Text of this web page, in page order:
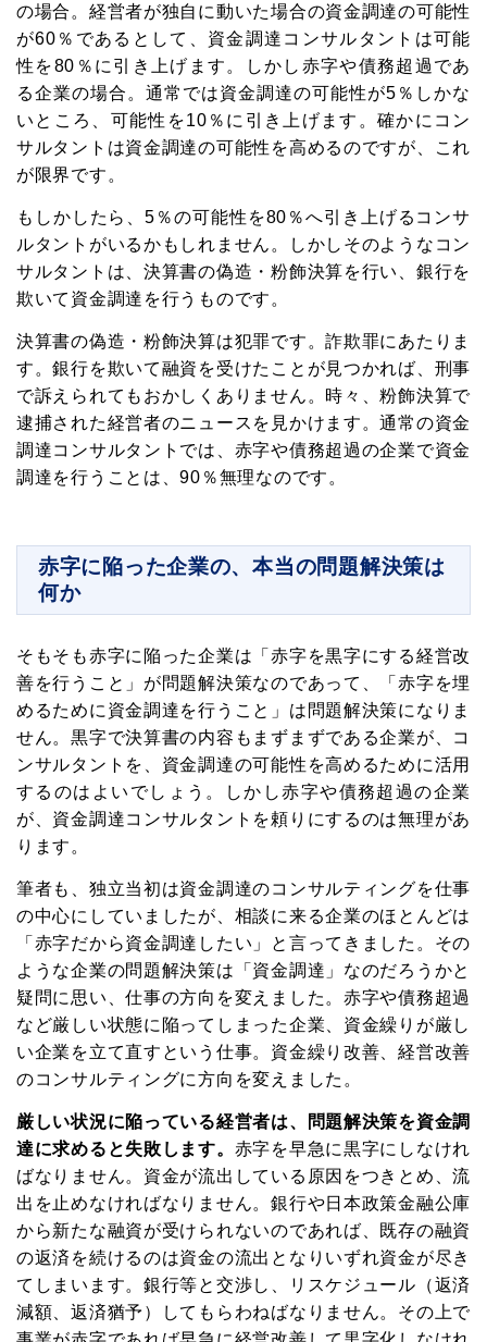
の場合。経営者が独自に動いた場合の資金調達の可能性
が60％であるとして、資金調達コンサルタントは可能
性を80％に引き上げます。しかし赤字や債務超過であ
る企業の場合。通常では資金調達の可能性が5％しかな
いところ、可能性を10％に引き上げます。確かにコン
サルタントは資金調達の可能性を高めるのですが、これ
が限界です。
もしかしたら、5％の可能性を80％へ引き上げるコンサ
ルタントがいるかもしれません。しかしそのようなコン
サルタントは、決算書の偽造・粉飾決算を行い、銀行を
欺いて資金調達を行うものです。
決算書の偽造・粉飾決算は犯罪です。詐欺罪にあたりま
す。銀行を欺いて融資を受けたことが見つかれば、刑事
で訴えられてもおかしくありません。時々、粉飾決算で
逮捕された経営者のニュースを見かけます。通常の資金
調達コンサルタントでは、赤字や債務超過の企業で資金
調達を行うことは、90％無理なのです。
赤字に陥った企業の、本当の問題解決策は
何か
そもそも赤字に陥った企業は「赤字を黒字にする経営改
善を行うこと」が問題解決策なのであって、「赤字を埋
めるために資金調達を行うこと」は問題解決策になりま
せん。黒字で決算書の内容もまずまずである企業が、コ
ンサルタントを、資金調達の可能性を高めるために活用
するのはよいでしょう。しかし赤字や債務超過の企業
が、資金調達コンサルタントを頼りにするのは無理があ
ります。
筆者も、独立当初は資金調達のコンサルティングを仕事
の中心にしていましたが、相談に来る企業のほとんどは
「赤字だから資金調達したい」と言ってきました。その
ような企業の問題解決策は「資金調達」なのだろうかと
疑問に思い、仕事の方向を変えました。赤字や債務超過
など厳しい状態に陥ってしまった企業、資金繰りが厳し
い企業を立て直すという仕事。資金繰り改善、経営改善
のコンサルティングに方向を変えました。
厳しい状況に陥っている経営者は、問題解決策を資金調
達に求めると失敗します。 赤字を早急に黒字にしなけれ
ばなりません。資金が流出している原因をつきとめ、流
出を止めなければなりません。銀行や日本政策金融公庫
から新たな融資が受けられないのであれば、既存の融資
の返済を続けるのは資金の流出となりいずれ資金が尽き
てしまいます。銀行等と交渉し、リスケジュール（返済
減額、返済猶予）してもらわねばなりません。その上で
メルマガ読者募集中!